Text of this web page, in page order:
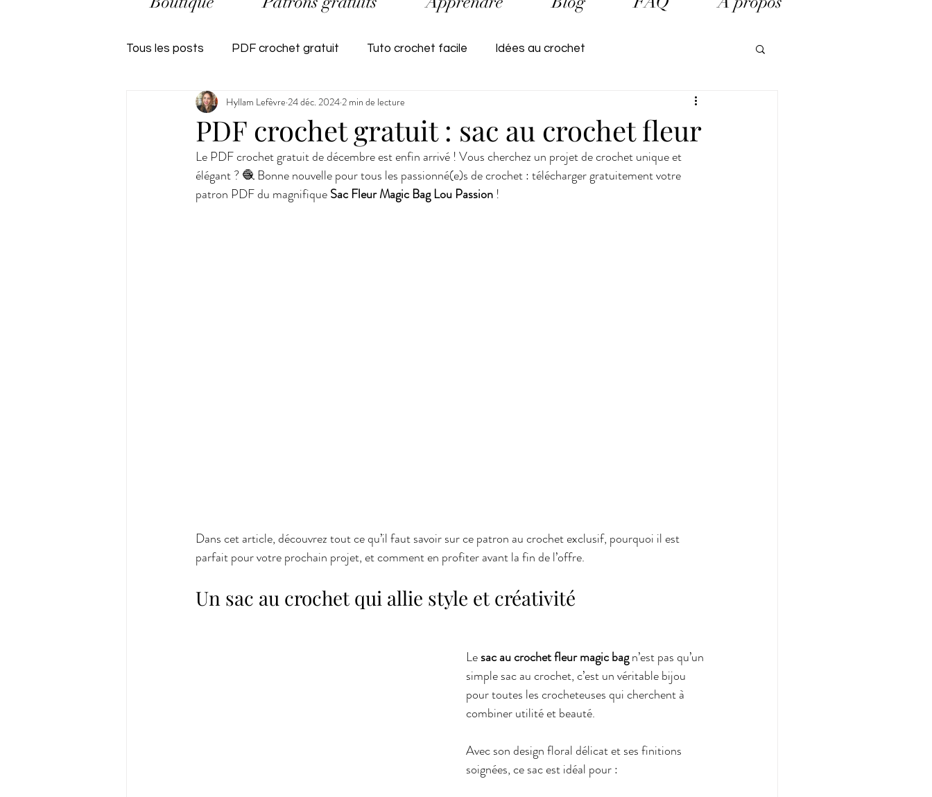
Tous les posts PDF crochet gratuit Tuto crochet facile Idées au crochet
Crochetez vos restes de pelotes Astuces crochet
PDF crochet gratuit : sac au crochet fleur
Hyllam Lefèvre 24 déc. 20242 min de lecture
Le PDF crochet gratuit de décembre est enfin arrivé ! Vous cherchez un projet de crochet unique et
élégant ? 🧶 Bonne nouvelle pour tous les passionné(e)s de crochet : télécharger gratuitement votre
patron PDF du magnifique Sac Fleur Magic Bag Lou Passion !
Dans cet article, découvrez tout ce qu’il faut savoir sur ce patron au crochet exclusif, pourquoi il est
parfait pour votre prochain projet, et comment en profiter avant la fin de l’offre.
Un sac au crochet qui allie style et créativité
Le sac au crochet fleur magic bag n’est pas qu’un
simple sac au crochet, c’est un véritable bijou
pour toutes les crocheteuses qui cherchent à
combiner utilité et beauté.
Avec son design floral délicat et ses finitions
soignées, ce sac est idéal pour :